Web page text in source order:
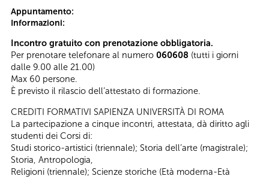
Appuntamento:
Informazioni:
Incontro gratuito con prenotazione obbligatoria.
Per prenotare telefonare al numero 060608 (tutti i giorni
dalle 9.00 alle 21.00)
Max 60 persone.
È previsto il rilascio dell’attestato di formazione.
CREDITI FORMATIVI SAPIENZA UNIVERSITÀ DI ROMA
La partecipazione a cinque incontri, attestata, dà diritto agli
studenti dei Corsi di:
Studi storico-artistici (triennale); Storia dell’arte (magistrale);
Storia, Antropologia,
Religioni (triennale); Scienze storiche (Età moderna-Età